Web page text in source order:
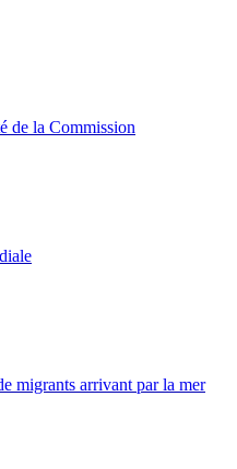
de la Commission
migrants arrivant par la mer